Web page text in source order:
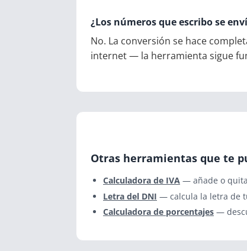
¿Los números que escribo se
No. La conversión se hace
internet — la herramienta sigue
Otras herramientas que te
Calculadora de IVA — añade o
Letra del DNI — calcula la letra de
Calculadora de porcentajes —